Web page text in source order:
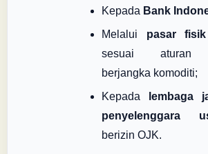
Kepada Bank
Melalui pasar
sesuai aturan
berjangka komoditi;
Kepada
lembaga
penyelenggara
berizin OJK.